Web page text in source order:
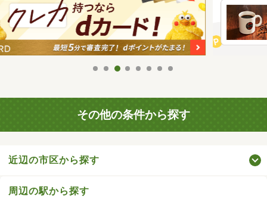
その他の条件から探す
近辺の市区から探す
周辺の駅から探す